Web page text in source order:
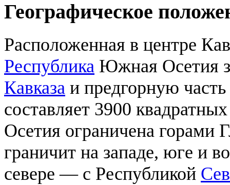
Географическое
Расположенная в центре
Республика Южная Осетия
Кавказа и предгорную
составляет 3900
Осетия ограничена горами
граничит на западе, юге и
севере — с Республикой